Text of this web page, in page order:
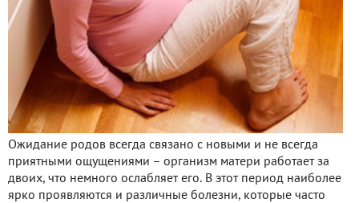
Ожидание родов всегда связано с новыми и не всегда
приятными ощущениями – организм матери работает за
двоих, что немного ослабляет его. В этот период наиболее
ярко проявляются и различные болезни, которые часто